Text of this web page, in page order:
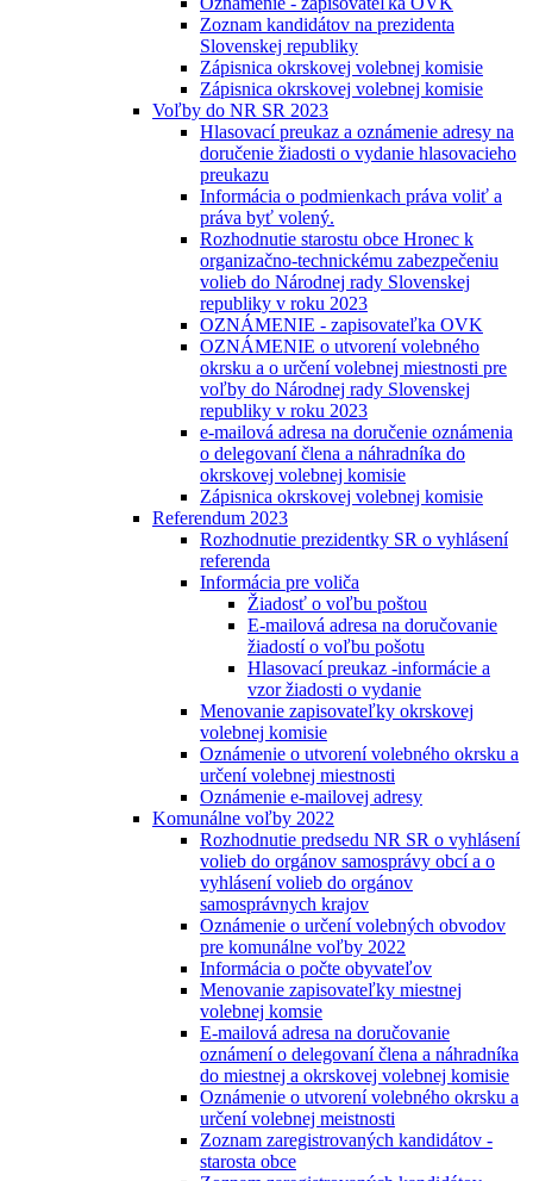
Zoznam kandidátov na prezidenta
Slovenskej republiky
Zápisnica okrskovej volebnej komisie
Zápisnica okrskovej volebnej komisie
Voľby do NR SR 2023
Hlasovací preukaz a oznámenie adresy na
doručenie žiadosti o vydanie hlasovacieho
preukazu
Informácia o podmienkach práva voliť a
práva byť volený.
Rozhodnutie starostu obce Hronec k
organizačno-technickému zabezpečeniu
volieb do Národnej rady Slovenskej
republiky v roku 2023
OZNÁMENIE - zapisovateľka OVK
OZNÁMENIE o utvorení volebného
okrsku a o určení volebnej miestnosti pre
voľby do Národnej rady Slovenskej
republiky v roku 2023
e-mailová adresa na doručenie oznámenia
o delegovaní člena a náhradníka do
okrskovej volebnej komisie
Zápisnica okrskovej volebnej komisie
Referendum 2023
Rozhodnutie prezidentky SR o vyhlásení
referenda
Informácia pre voliča
Žiadosť o voľbu poštou
E-mailová adresa na doručovanie
žiadostí o voľbu pošotu
Hlasovací preukaz -informácie a
vzor žiadosti o vydanie
Menovanie zapisovateľky okrskovej
volebnej komisie
Oznámenie o utvorení volebného okrsku a
určení volebnej miestnosti
Oznámenie e-mailovej adresy
Komunálne voľby 2022
Rozhodnutie predsedu NR SR o vyhlásení
volieb do orgánov samosprávy obcí a o
vyhlásení volieb do orgánov
samosprávnych krajov
Oznámenie o určení volebných obvodov
pre komunálne voľby 2022
Informácia o počte obyvateľov
Menovanie zapisovateľky miestnej
volebnej komsie
E-mailová adresa na doručovanie
oznámení o delegovaní člena a náhradníka
do miestnej a okrskovej volebnej komisie
Oznámenie o utvorení volebného okrsku a
určení volebnej meistnosti
Zoznam zaregistrovaných kandidátov -
starosta obce